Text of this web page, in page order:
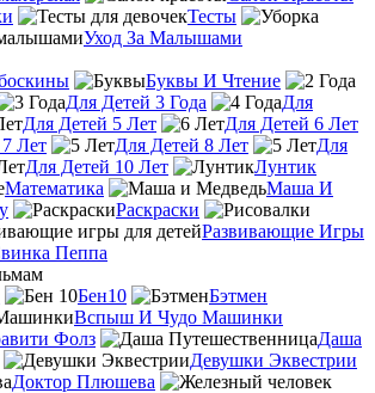
Тесты
Уход За Малышами
Буквы И Чтение
Для Детей 3 Года
Для
Для Детей 5 Лет
Для Детей 6 Лет
Лет
Для Детей 8 Лет
Для
Для Детей 10 Лет
Лунтик
Математика
Маша И
Раскраски
Развивающие Игры
Пеппа
Бен10
Бэтмен
Вспыш И Чудо Машинки
Фолз
Даша
Девушки Эквестрии
Доктор Плюшева